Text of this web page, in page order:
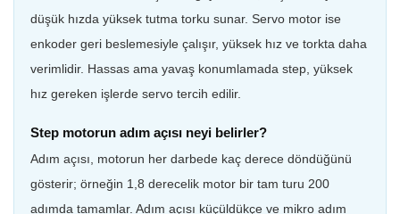
düşük hızda yüksek tutma torku sunar. Servo motor ise
enkoder geri beslemesiyle çalışır, yüksek hız ve torkta daha
verimlidir. Hassas ama yavaş konumlamada step, yüksek
hız gereken işlerde servo tercih edilir.
Step motorun adım açısı neyi belirler?
Adım açısı, motorun her darbede kaç derece döndüğünü
gösterir; örneğin 1,8 derecelik motor bir tam turu 200
adımda tamamlar. Adım açısı küçüldükçe ve mikro adım